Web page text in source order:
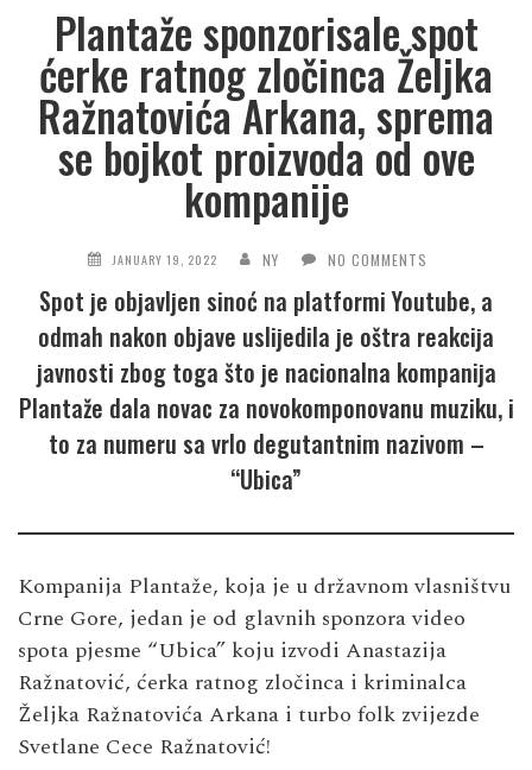
Plantaže sponzorisale spot
ćerke ratnog zločinca Željka
Ražnatovića Arkana, sprema
se bojkot proizvoda od ove
kompanije
JANUARY 19, 2022 NY NO COMMENTS
Spot je objavljen sinoć na platformi Youtube, a
odmah nakon objave uslijedila je oštra reakcija
javnosti zbog toga što je nacionalna kompanija
Plantaže dala novac za novokomponovanu muziku, i
to za numeru sa vrlo degutantnim nazivom –
“Ubica”
Kompanija Plantaže, koja je u državnom vlasništvu
Crne Gore, jedan je od glavnih sponzora video
spota pjesme “Ubica” koju izvodi Anastazija
Ražnatović, ćerka ratnog zločinca i kriminalca
Željka Ražnatovića Arkana i turbo folk zvijezde
Svetlane Cece Ražnatović!